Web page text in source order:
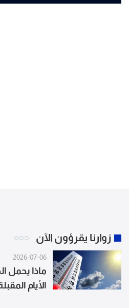
زوارنا يقرؤون الآن
2026-07-06
ماذا يحمل
الأيام